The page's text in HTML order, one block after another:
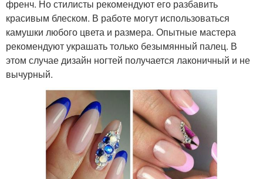
френч. Но стилисты рекомендуют его разбавить
красивым блеском. В работе могут использоваться
камушки любого цвета и размера. Опытные мастера
рекомендуют украшать только безымянный палец. В
этом случае дизайн ногтей получается лаконичный и не
вычурный.